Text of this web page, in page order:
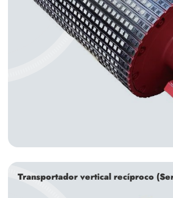
Transportador vertical recíproco